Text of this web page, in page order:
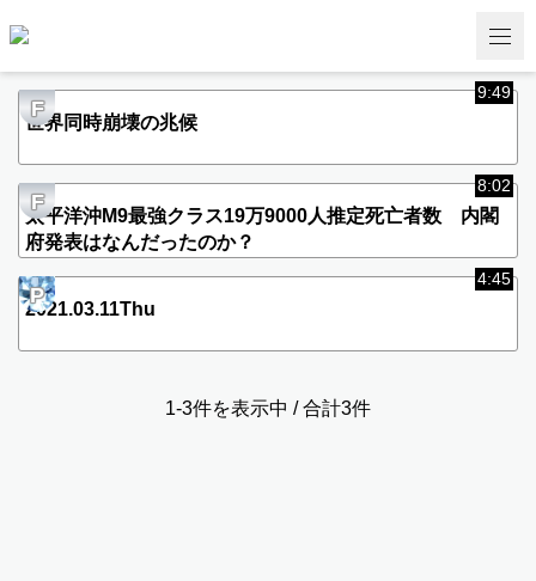
F
9:49
世界同時崩壊の兆候
F
8:02
太平洋沖M9最強クラス19万9000人推定死亡者数 内閣
府発表はなんだったのか？
P
4:45
2021.03.11Thu
1-3件を表示中 / 合計3件